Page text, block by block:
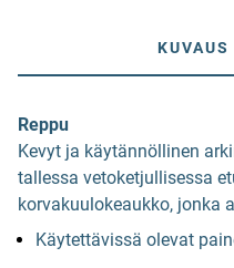
KUVAUS
Reppu
Kevyt ja käytännöllinen
tallessa vetoketjullisessa
korvakuulokeaukko, jonka
Käytettävissä olevat